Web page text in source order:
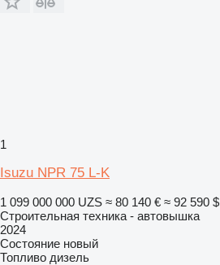
1
Isuzu NPR 75 L-K
1 099 000 000 UZS ≈ 80 140 € ≈ 92 590 $
Строительная техника - автовышка
2024
Состояние новый
Топливо дизель